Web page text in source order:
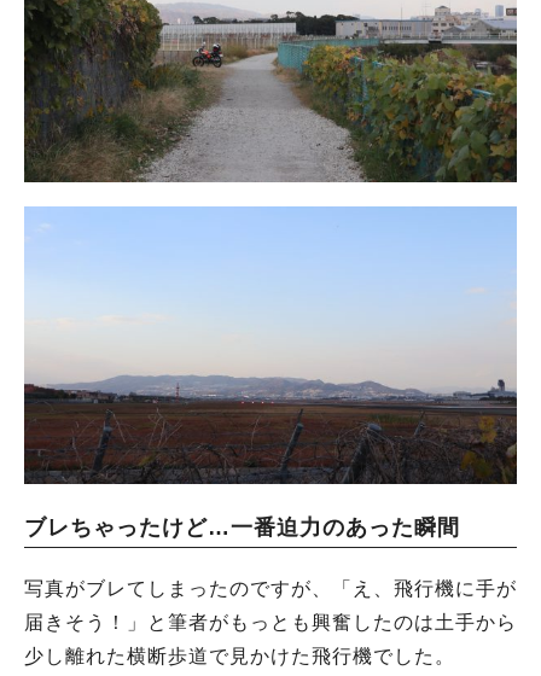
ブレちゃったけど…一番迫力のあった瞬間
写真がブレてしまったのですが、「え、飛行機に手が
届きそう！」と筆者がもっとも興奮したのは土手から
少し離れた横断歩道で見かけた飛行機でした。